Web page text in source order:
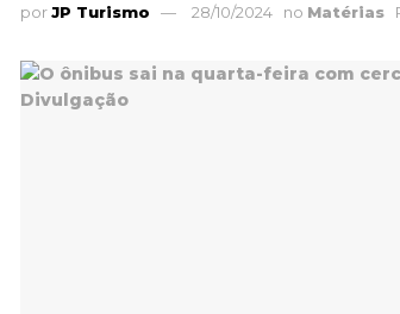
porJP Turismo 28/10/2024 no Matérias